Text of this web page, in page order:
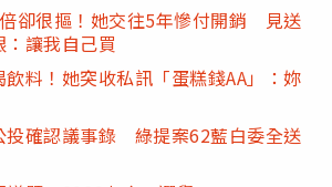
卻很摳！她交往5年慘付開銷 見送
讓我自己買
料！她突收私訊「蛋糕錢AA」：妳
投確認議事錄 綠提案62藍白委全送